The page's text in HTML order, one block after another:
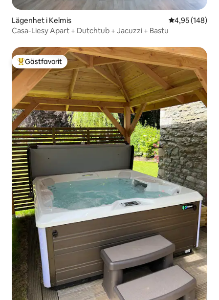
Lägenhet i Kelmis 4,95 av 5 i
4,95 (148)
Casa-Liesy Apart + Dutchtub + Jacuzzi + Bastu
Populär gästfavorit
Gästfavorit